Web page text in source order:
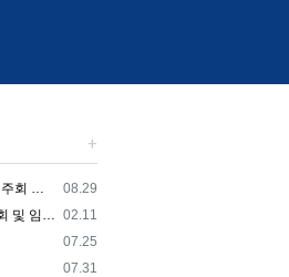
등록일
08.29
2025년 쿵쿨 입상자 및 입상자 연주회 공지사항
등록일
02.11
(사)한국음악협회 포항시지부 총회 및 임원개선공고
등록일
07.25
등록일
07.31